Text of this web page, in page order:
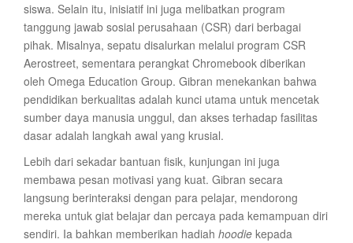
siswa. Selain itu, inisiatif ini juga melibatkan program
tanggung jawab sosial perusahaan (CSR) dari berbagai
pihak. Misalnya, sepatu disalurkan melalui program CSR
Aerostreet, sementara perangkat Chromebook diberikan
oleh Omega Education Group. Gibran menekankan bahwa
pendidikan berkualitas adalah kunci utama untuk mencetak
sumber daya manusia unggul, dan akses terhadap fasilitas
dasar adalah langkah awal yang krusial.
Lebih dari sekadar bantuan fisik, kunjungan ini juga
membawa pesan motivasi yang kuat. Gibran secara
langsung berinteraksi dengan para pelajar, mendorong
mereka untuk giat belajar dan percaya pada kemampuan diri
sendiri. Ia bahkan memberikan hadiah hoodie kepada